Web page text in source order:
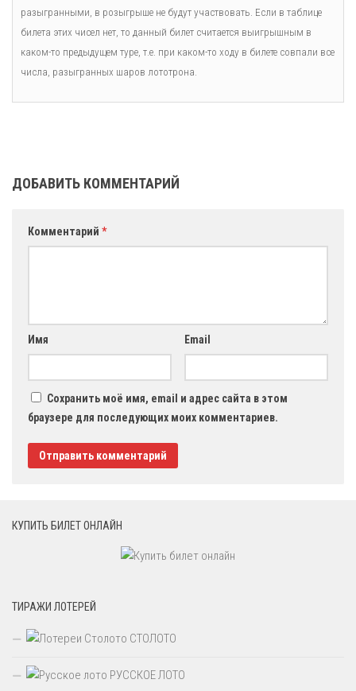
разыгранными, в розыгрыше не будут участвовать. Если в таблице
билета этих чисел нет, то данный билет считается выигрышным в
каком-то предыдущем туре, т.е. при каком-то ходу в билете совпали все
числа, разыгранных шаров лототрона.
ДОБАВИТЬ КОММЕНТАРИЙ
Комментарий *
Имя Email
Сохранить моё имя, email и адрес сайта в этом
браузере для последующих моих комментариев.
КУПИТЬ БИЛЕТ ОНЛАЙН
ТИРАЖИ ЛОТЕРЕЙ
СТОЛОТО
РУССКОЕ ЛОТО